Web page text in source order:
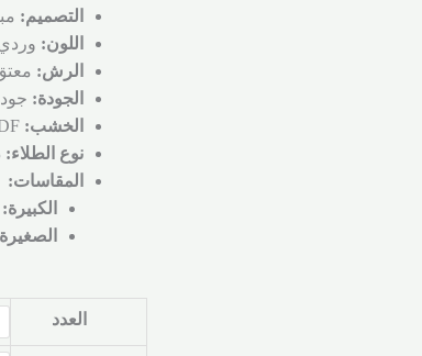
التصميم:
اللون:
الرش:
الجودة:
الخشب: MDF
نوع الطلاء:
المقاسات:
الكبيرة:
العدد